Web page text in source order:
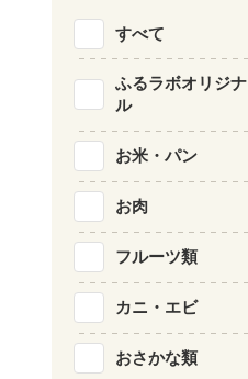
すべて
ふるラボオリジナ
ル
お米・パン
お肉
フルーツ類
カニ・エビ
おさかな類